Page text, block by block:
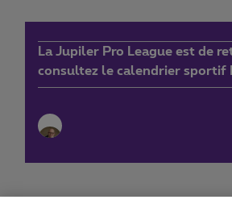
La Jupiler Pro League est de
consultez le calendrier sportif